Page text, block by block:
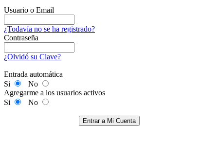
Usuario o Email
¿Todavía no se ha registrado?
Contraseña
¿Olvidó su Clave?
Entrada automática
Si
No
Agregarme a los usuarios activos
Si
No
Entrar a Mi Cuenta